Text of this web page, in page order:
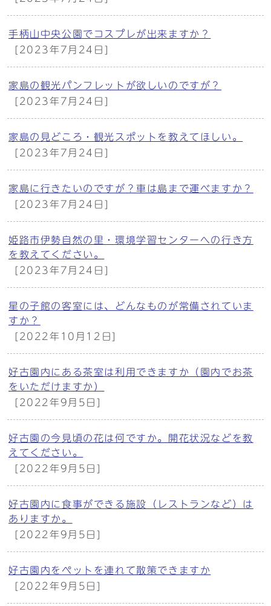
手柄山中央公園でコスプレが出来ますか？
[2023年7月24日]
家島の観光パンフレットが欲しいのですが？
[2023年7月24日]
家島の見どころ・観光スポットを教えてほしい。
[2023年7月24日]
家島に行きたいのですが？車は島まで運べますか？
[2023年7月24日]
姫路市伊勢自然の里・環境学習センターへの行き方
を教えてください。
[2023年7月24日]
星の子館の客室には、どんなものが常備されていま
すか？
[2022年10月12日]
好古園内にある茶室は利用できますか（園内でお茶
をいただけますか）
[2022年9月5日]
好古園の今見頃の花は何ですか。開花状況などを教
えてください。
[2022年9月5日]
好古園内に食事ができる施設（レストランなど）は
ありますか。
[2022年9月5日]
好古園内をペットを連れて散策できますか
[2022年9月5日]